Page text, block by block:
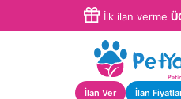
İlk ilan verme
İlan Ver İlan